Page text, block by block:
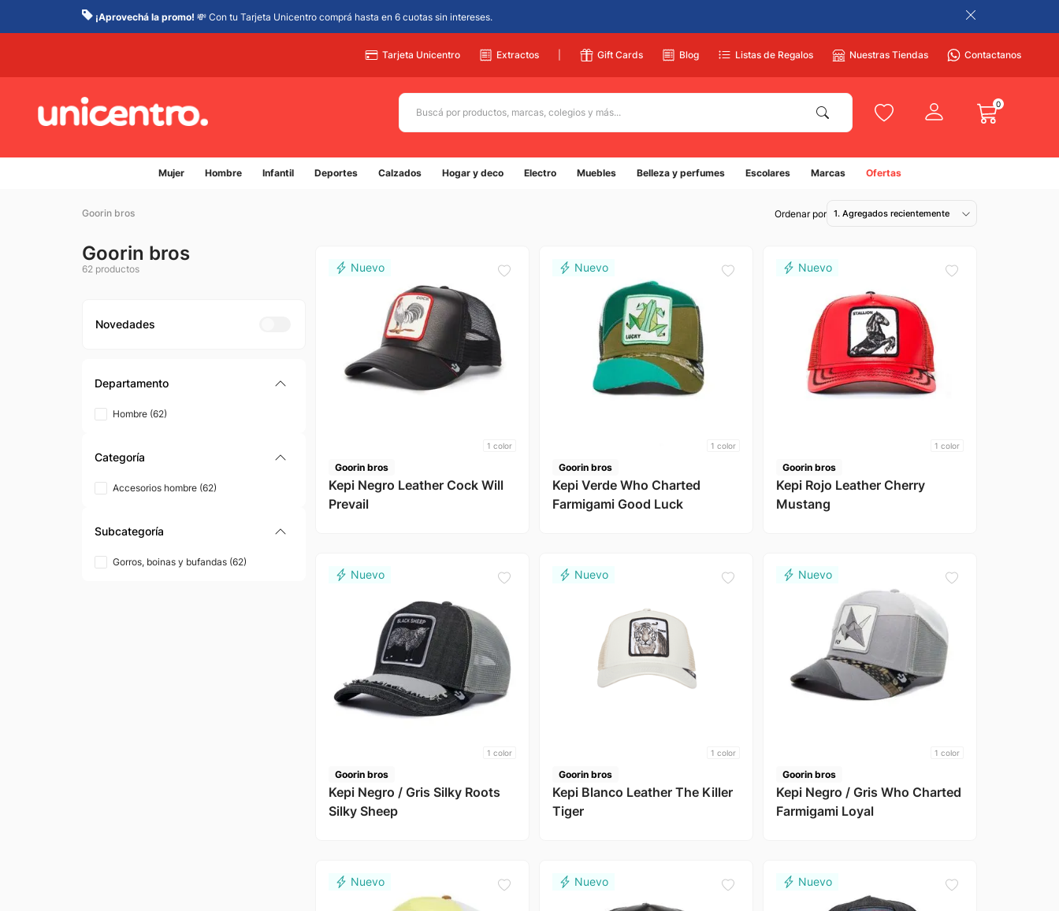
¡Aprovechá la promo! 💸 Con tu Tarjeta Unicentro comprá hasta en 6 cuotas sin intereses.
Tarjeta Unicentro Extractos Gift Cards Blog Listas de Regalos Nuestras Tiendas Contactanos
Buscá por productos, marcas, colegios y más...
Términos más buscados
4. caterpillar
botin
0
Mujer Hombre Infantil Deportes Calzados Hogar y deco Electro Muebles Belleza y perfumes Escolares Marcas Ofertas
Goorin bros 1. Agregados recientemente
Goorin bros
62 productos
Departamento
Hombre (62)
Categoría
Accesorios hombre (62)
Subcategoría
Gorros, boinas y bufandas (62)
Novedades
1 color
Goorin bros
Kepi Negro Leather Cock Will
Prevail
1 color
Goorin bros
Kepi Verde Who Charted
Farmigami Good Luck
1 color
Goorin bros
Kepi Rojo Leather Cherry
Mustang
1 color
Goorin bros
Kepi Negro / Gris Silky Roots
Silky Sheep
1 color
Goorin bros
Kepi Blanco Leather The Killer
Tiger
1 color
Goorin bros
Kepi Negro / Gris Who Charted
Farmigami Loyal